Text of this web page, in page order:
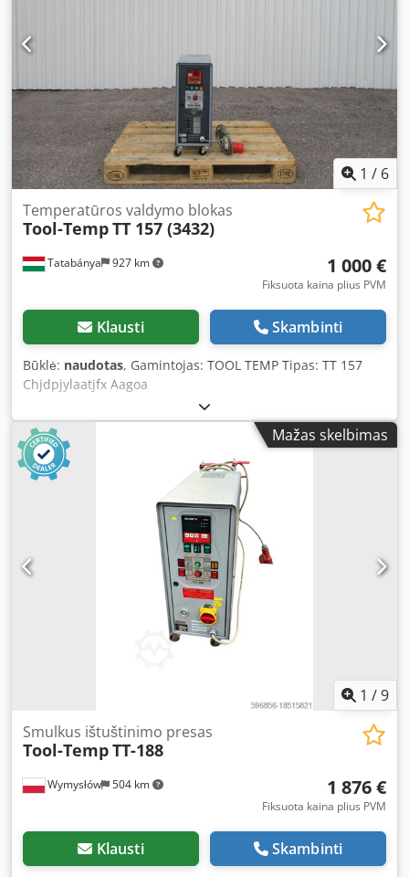
1 / 6
Tatabánya 927 km
Temperatūros valdymo blokas
Tool-TempTT 157 (3432)
1 000 €
Fiksuota kaina plius PVM
Klausti Skambinti
Būklė: naudotas, Gamintojas: TOOL TEMP Tipas: TT 157
Chjdpjylaatjfx Aagoa
Mažas skelbimas
1 /9
Wymysłów 504 km
Smulkus ištuštinimo presas
Tool-TempTT-188
1 876 €
Fiksuota kaina plius PVM
Klausti Skambinti